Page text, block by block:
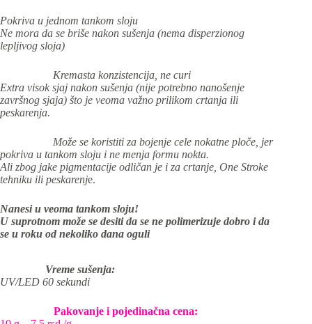
1.000,00 rsd.
Pokriva u jednom tankom sloju
Ne mora da se briše nakon sušenja (nema disperzionog
lepljivog sloja)
Kremasta konzistencija, ne curi
Extra visok sjaj nakon sušenja (nije potrebno nanošenje
završnog sjaja) što je veoma važno prilikom crtanja ili
peskarenja.
Može se koristiti za bojenje cele nokatne ploče, jer
pokriva u tankom sloju i ne menja formu nokta.
Ali zbog jake pigmentacije odličan je i za crtanje, One Stroke
tehniku ili peskarenje.
Nanesi u veoma tankom sloju!
U suprotnom može se desiti da se ne polimerizuje dobro i da
se u roku od nekoliko dana oguli
Vreme sušenja:
UV/LED 60 sekundi
Pakovanje i pojedinačna cena: